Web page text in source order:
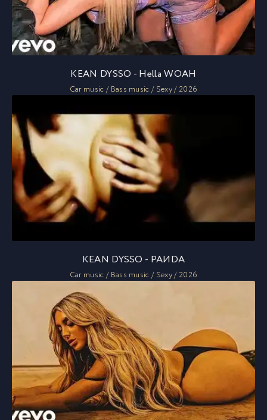
KEAN DYSSO - Hella WOAH
Car music / Bass music / Sexy / 2026
KEAN DYSSO - PAИDA
Car music / Bass music / Sexy / 2026